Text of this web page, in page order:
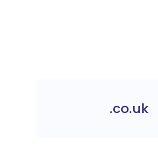
.co.uk